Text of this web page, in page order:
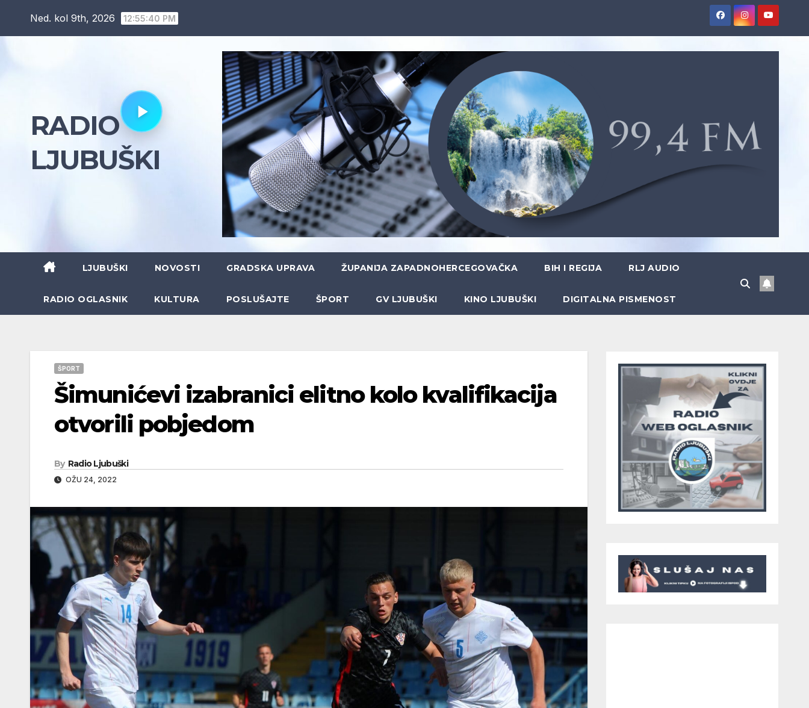
Ned. kol 9th, 2026 12:55:41 PM
RADIO
LJUBUŠKI
LJUBUŠKI NOVOSTI GRADSKA UPRAVA ŽUPANIJA ZAPADNOHERCEGOVAČKA BIH I REGIJA RLJ AUDIO
RADIO OGLASNIK KULTURA POSLUŠAJTE ŠPORT GV LJUBUŠKI KINO LJUBUŠKI DIGITALNA PISMENOST
ŠPORT
Šimunićevi izabranici elitno kolo kvalifikacija
otvorili pobjedom
By Radio Ljubuški
OŽU 24, 2022